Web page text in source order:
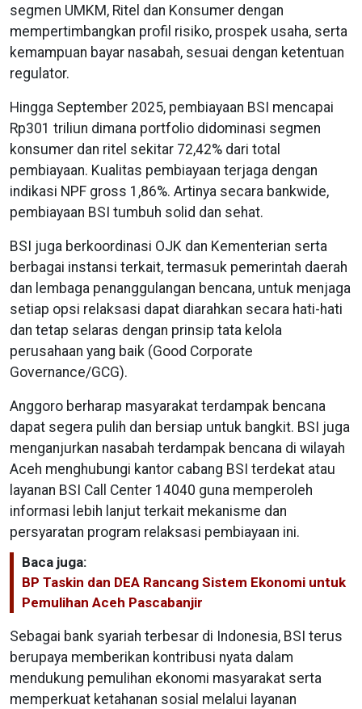
segmen UMKM, Ritel dan Konsumer dengan
mempertimbangkan profil risiko, prospek usaha, serta
kemampuan bayar nasabah, sesuai dengan ketentuan
regulator.
Hingga September 2025, pembiayaan BSI mencapai
Rp301 triliun dimana portfolio didominasi segmen
konsumer dan ritel sekitar 72,42% dari total
pembiayaan. Kualitas pembiayaan terjaga dengan
indikasi NPF gross 1,86%. Artinya secara bankwide,
pembiayaan BSI tumbuh solid dan sehat.
BSI juga berkoordinasi OJK dan Kementerian serta
berbagai instansi terkait, termasuk pemerintah daerah
dan lembaga penanggulangan bencana, untuk menjaga
setiap opsi relaksasi dapat diarahkan secara hati-hati
dan tetap selaras dengan prinsip tata kelola
perusahaan yang baik (Good Corporate
Governance/GCG).
Anggoro berharap masyarakat terdampak bencana
dapat segera pulih dan bersiap untuk bangkit. BSI juga
menganjurkan nasabah terdampak bencana di wilayah
Aceh menghubungi kantor cabang BSI terdekat atau
layanan BSI Call Center 14040 guna memperoleh
informasi lebih lanjut terkait mekanisme dan
persyaratan program relaksasi pembiayaan ini.
Baca juga:
BP Taskin dan DEA Rancang Sistem Ekonomi untuk
Pemulihan Aceh Pascabanjir
Sebagai bank syariah terbesar di Indonesia, BSI terus
berupaya memberikan kontribusi nyata dalam
mendukung pemulihan ekonomi masyarakat serta
memperkuat ketahanan sosial melalui layanan